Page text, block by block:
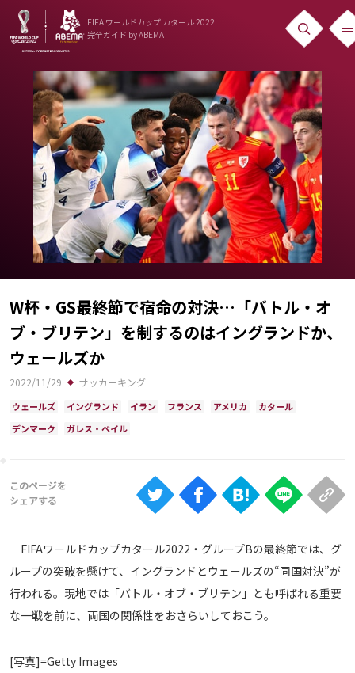
FIFA ワールドカップ カタール 2022
完全ガイド by ABEMA
ニュース
News
出場国
Teams
日本代表
Team Japan
日程・結果
Schedule
ランキング
Ranking
大会について
About
視聴方法
Android
Web
W杯・GS最終節で宿命の対決…「バトル・オ
ブ・ブリテン」を制するのはイングランドか、
ウェールズか
2022/11/29 サッカーキング
ウェールズ イングランド イラン フランス アメリカ
カタール
デンマーク
ガレス・ベイル
FIFAワールドカップカタール2022・グループBの最終節では、グ
ループの突破を懸けて、イングランドとウェールズの“同国対決”が
行われる。現地では「バトル・オブ・ブリテン」とも呼ばれる重要
な一戦を前に、両国の関係性をおさらいしておこう。
[写真]=Getty Images